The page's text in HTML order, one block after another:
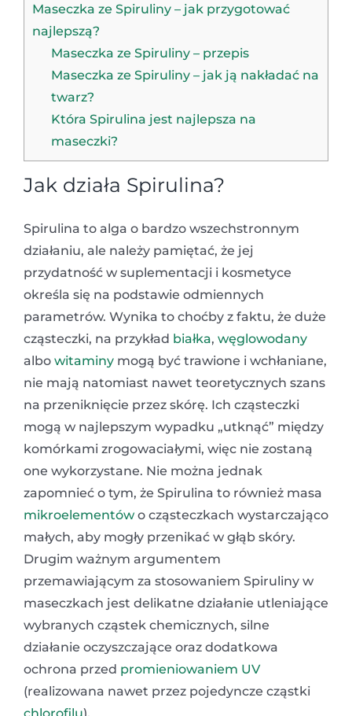
Maseczka ze Spiruliny – jak przygotować
najlepszą?
Maseczka ze Spiruliny – przepis
Maseczka ze Spiruliny – jak ją nakładać na
twarz?
Która Spirulina jest najlepsza na
maseczki?
Jak działa Spirulina?
Spirulina to alga o bardzo wszechstronnym
działaniu, ale należy pamiętać, że jej
przydatność w suplementacji i kosmetyce
określa się na podstawie odmiennych
parametrów. Wynika to choćby z faktu, że duże
cząsteczki, na przykład białka, węglowodany
albo witaminy mogą być trawione i wchłaniane,
nie mają natomiast nawet teoretycznych szans
na przeniknięcie przez skórę. Ich cząsteczki
mogą w najlepszym wypadku „utknąć” między
komórkami zrogowaciałymi, więc nie zostaną
one wykorzystane. Nie można jednak
zapomnieć o tym, że Spirulina to również masa
mikroelementów o cząsteczkach wystarczająco
małych, aby mogły przenikać w głąb skóry.
Drugim ważnym argumentem
przemawiającym za stosowaniem Spiruliny w
maseczkach jest delikatne działanie utleniające
wybranych cząstek chemicznych, silne
działanie oczyszczające oraz dodatkowa
ochrona przed promieniowaniem UV
(realizowana nawet przez pojedyncze cząstki